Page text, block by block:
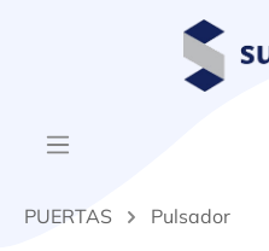
PUERTAS Pulsador